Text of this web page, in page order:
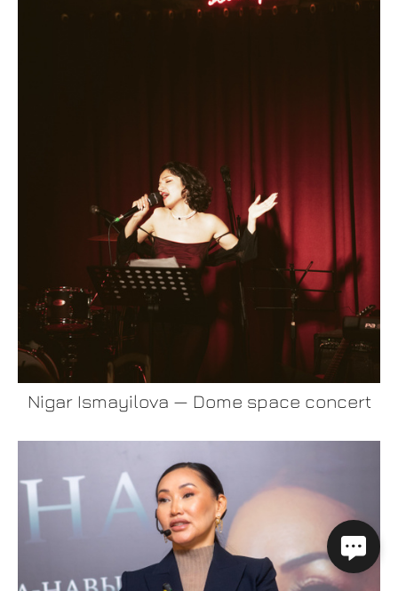
Nigar Ismayilova — Dome space concert